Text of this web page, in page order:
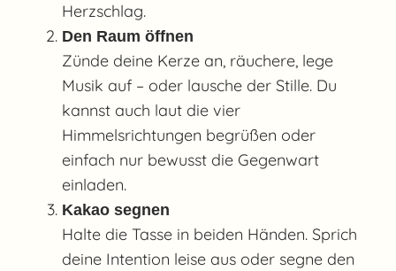
Herzschlag.
Den Raum öffnen
Zünde deine Kerze an, räuchere, lege
Musik auf – oder lausche der Stille. Du
kannst auch laut die vier
Himmelsrichtungen begrüßen oder
einfach nur bewusst die Gegenwart
einladen.
Kakao segnen
Halte die Tasse in beiden Händen. Sprich
deine Intention leise aus oder segne den